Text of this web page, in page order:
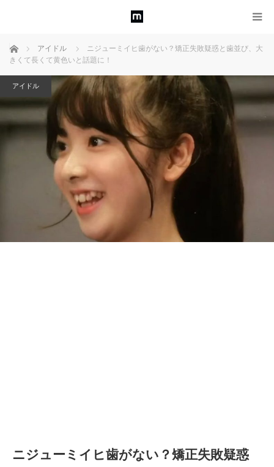
ホーム アイドル
ニジューミイヒ歯がない？矯正失敗疑惑と歯並び、大
きくて長くて黄色いと話題に！
アイドル
ニジューミイヒ歯がない？矯正失敗疑惑